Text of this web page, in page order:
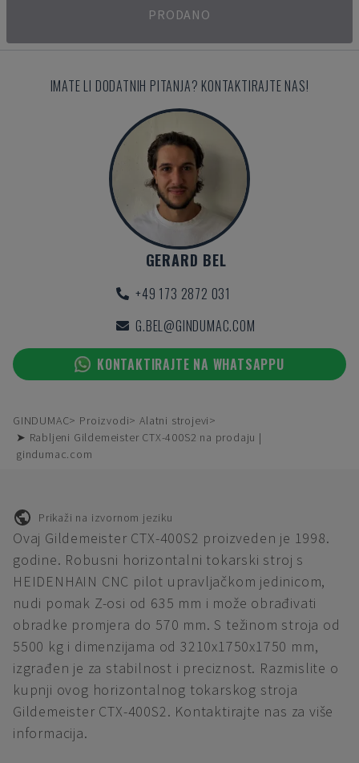
PRODANO
IMATE LI DODATNIH PITANJA? KONTAKTIRAJTE NAS!
GERARD BEL
+49 173 2872 031
G.BEL@GINDUMAC.COM
KONTAKTIRAJTE NA WHATSAPPU
GINDUMAC Proizvodi
Alatni strojevi
➤ Rabljeni Gildemeister CTX-400S2 na prodaju |
gindumac.com
Prikaži na izvornom jeziku
Ovaj Gildemeister CTX-400S2 proizveden je 1998.
godine. Robusni horizontalni tokarski stroj s
HEIDENHAIN CNC pilot upravljačkom jedinicom,
nudi pomak Z-osi od 635 mm i može obrađivati
obradke promjera do 570 mm. S težinom stroja od
5500 kg i dimenzijama od 3210x1750x1750 mm,
izgrađen je za stabilnost i preciznost. Razmislite o
kupnji ovog horizontalnog tokarskog stroja
Gildemeister CTX-400S2. Kontaktirajte nas za više
informacija.